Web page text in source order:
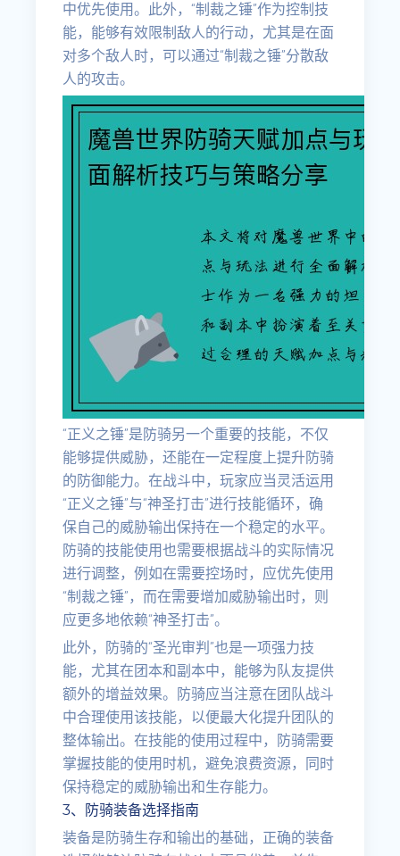
中优先使用。此外，“制裁之锤”作为控制技
能，能够有效限制敌人的行动，尤其是在面
对多个敌人时，可以通过“制裁之锤”分散敌
人的攻击。
“正义之锤”是防骑另一个重要的技能，不仅
能够提供威胁，还能在一定程度上提升防骑
的防御能力。在战斗中，玩家应当灵活运用
“正义之锤”与“神圣打击”进行技能循环，确
保自己的威胁输出保持在一个稳定的水平。
防骑的技能使用也需要根据战斗的实际情况
进行调整，例如在需要控场时，应优先使用
“制裁之锤”，而在需要增加威胁输出时，则
应更多地依赖“神圣打击”。
此外，防骑的“圣光审判”也是一项强力技
能，尤其在团本和副本中，能够为队友提供
额外的增益效果。防骑应当注意在团队战斗
中合理使用该技能，以便最大化提升团队的
整体输出。在技能的使用过程中，防骑需要
掌握技能的使用时机，避免浪费资源，同时
保持稳定的威胁输出和生存能力。
3、防骑装备选择指南
装备是防骑生存和输出的基础，正确的装备